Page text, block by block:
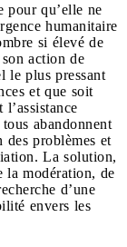
pour qu’elle ne
humanitaire
si élevé de
action de
le plus pressant
et que soit
abandonnent
problèmes et
La solution,
la modération, de
d’une
envers les